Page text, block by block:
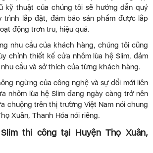
kỹ thuật của chúng tôi sẽ hướng dẫn quý
trình lắp đặt, đảm bảo sản phẩm được lắp
động trơn tru, hiệu quả.
nhu cầu của khách hàng, chúng tôi cũng
chỉnh thiết kế cửa nhôm lùa hệ Slim, đảm
cầu và sở thích của từng khách hàng.
ngừng của công nghệ và sự đổi mới liên
nhôm lùa hệ Slim đang ngày càng trở nên
chuộng trên thị trường Việt Nam nói chung
Xuân, Thanh Hóa nói riêng.
thi công tại Huyện Thọ Xuân,